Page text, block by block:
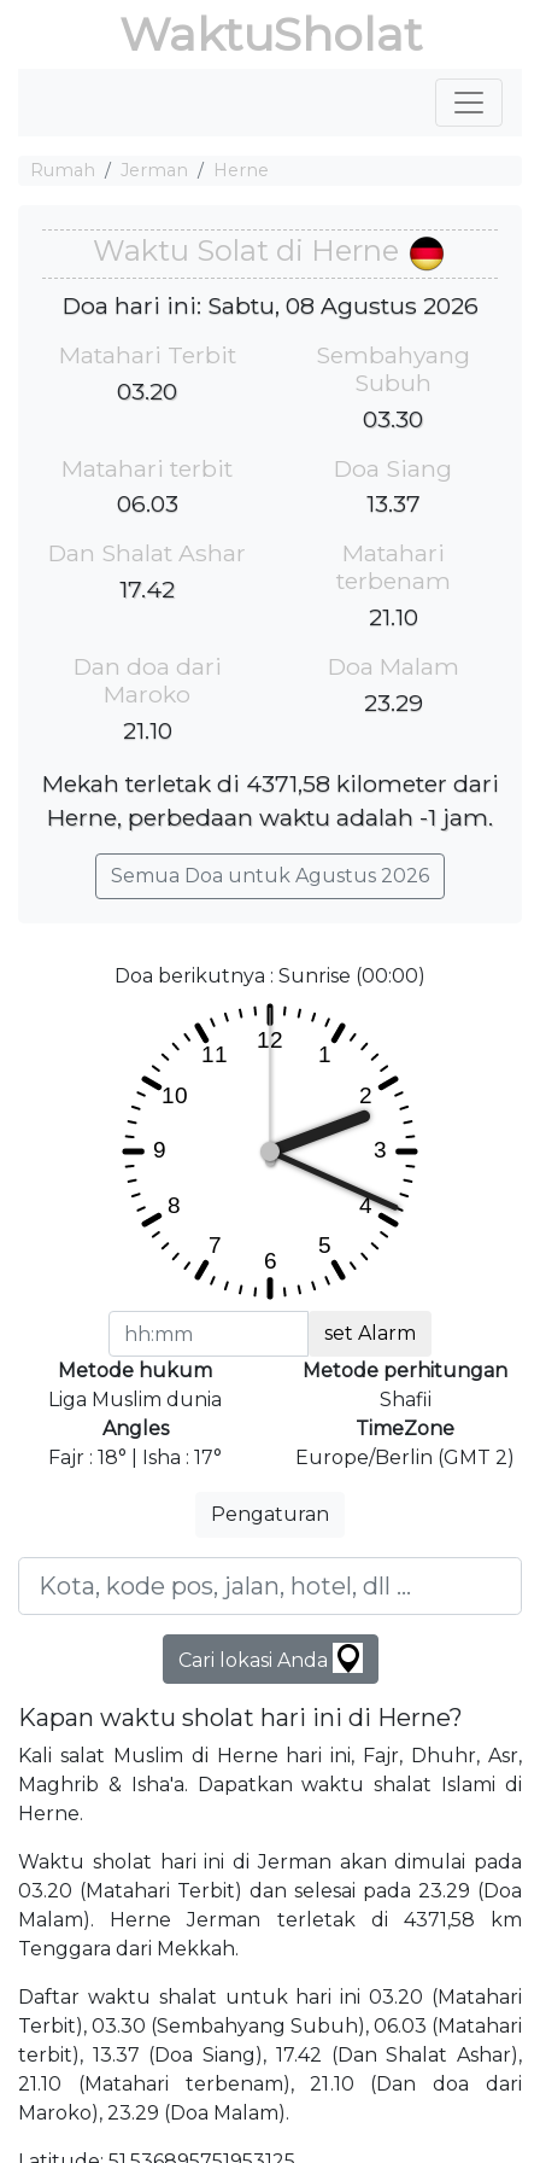
WaktuSholat
Rumah Jerman Herne
Waktu Solat di Herne
Doa hari ini: Sabtu, 08 Agustus 2026
Matahari Terbit
03.20
Sembahyang
Subuh
03.30
Matahari terbit
06.03
Doa Siang
13.37
Dan Shalat Ashar
17.42
Matahari
terbenam
21.10
Dan doa dari
Maroko
21.10
Doa Malam
23.29
Mekah terletak di 4371,58 kilometer dari
Herne, perbedaan waktu adalah -1 jam.
Semua Doa untuk Agustus 2026
Doa berikutnya : Sunrise (00:00)
set Alarm
Metode hukum
Liga Muslim dunia
Metode perhitungan
Shafii
Angles
Fajr : 18° | Isha : 17°
TimeZone
Europe/Berlin (GMT 2)
Pengaturan
Cari lokasi Anda
Kapan waktu sholat hari ini di Herne?
Kali salat Muslim di Herne hari ini, Fajr, Dhuhr, Asr,
Maghrib & Isha'a. Dapatkan waktu shalat Islami di
Herne.
Waktu sholat hari ini di Jerman akan dimulai pada
03.20 (Matahari Terbit) dan selesai pada 23.29 (Doa
Malam). Herne Jerman terletak di 4371,58 km
Tenggara dari Mekkah.
Daftar waktu shalat untuk hari ini 03.20 (Matahari
Terbit), 03.30 (Sembahyang Subuh), 06.03 (Matahari
terbit), 13.37 (Doa Siang), 17.42 (Dan Shalat Ashar),
21.10 (Matahari terbenam), 21.10 (Dan doa dari
Maroko), 23.29 (Doa Malam).